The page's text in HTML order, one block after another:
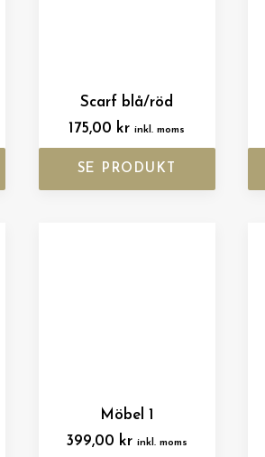
Scarf blå/röd
175,00 kr inkl. moms
SE PRODUKT
Möbel 1
399,00 kr inkl. moms